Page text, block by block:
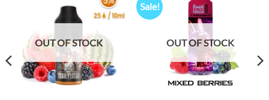
Add to
wishlist
OUT OF STOCK
Sale!
OUT OF STOCK